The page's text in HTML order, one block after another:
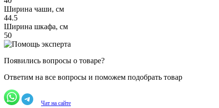
Ширина чаши, см
44.5
Ширина шкафа, см
50
Появились вопросы о товаре?
Ответим на все вопросы и поможем подобрать товар
Чат на сайте